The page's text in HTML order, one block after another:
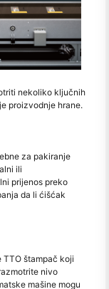
nekoliko ključnih
proizvodnje hrane.
za pakiranje
ili
prijenos preko
da li ćišćak
štampač koji
nivo
mašine mogu